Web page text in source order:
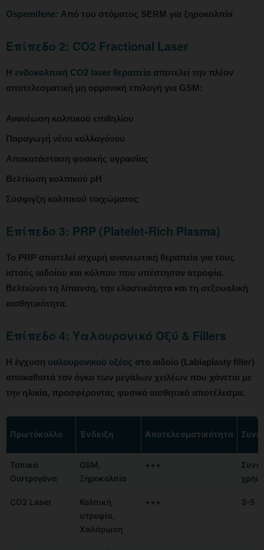
Ospemifene: Από του στόματος SERM για ξηροκολπία
Επίπεδο 2: CO2 Fractional Laser
Η ενδοκολπική CO2 laser θεραπεία αποτελεί την πλέον
αποτελεσματική μη ορμονική επιλογή για GSM:
Ανανέωση κολπικού επιθηλίου
Παραγωγή νέου κολλαγόνου
Αποκατάσταση φυσικής υγρασίας
Βελτίωση κολπικού pH
Σύσφιγξη κολπικού τοιχώματος
Επίπεδο 3: PRP (Platelet-Rich Plasma)
Το PRP αποτελεί ισχυρή ανανεωτική θεραπεία για τους
ιστούς αιδοίου και κόλπου που υπέστησαν ατροφία.
Βελτιώνει τη λίπανση, την ελαστικότητα και τη σεξουαλική
αισθητικότητα.
Επίπεδο 4: Υαλουρονικό Οξύ & Fillers
Η έγχυση υαλουρονικού οξέος στο αιδοίο (Labiaplasty filler)
αποκαθιστά τον όγκο των μεγάλων χειλέων που χάνεται με
την ηλικία, προσφέροντας φυσικό αισθητικό αποτέλεσμα.
Πρωτόκολλο Ένδειξη Αποτελεσματικότητα
Τοπικά
Οιστρογόνα
GSM,
Ξηροκολπία
+++
CO2 Laser
Κολπική
ατροφία,
Χαλάρωση
+++ 3-5